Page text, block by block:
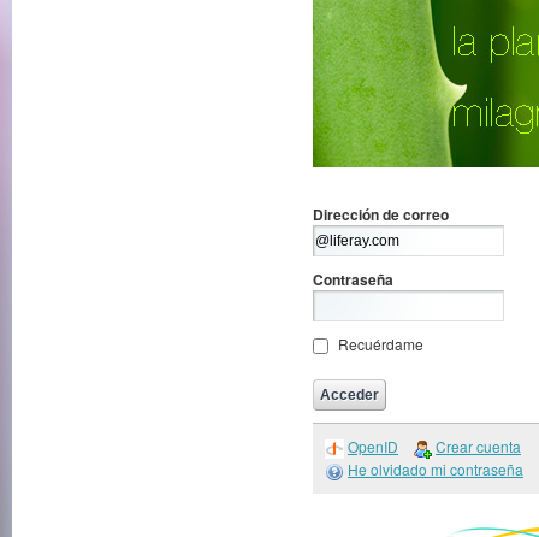
Dirección de correo
Contraseña
Recuérdame
OpenID
Crear cuenta
He olvidado mi contraseña